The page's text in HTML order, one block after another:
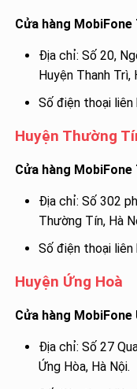
Cửa hàng MobiFone
Địa chỉ: Số 20,
Huyện Thanh Trì,
Số điện thoại
Huyện Thường
Cửa hàng
Địa chỉ: Số 302
Thường Tín, Hà
Số điện thoại
Huyện Ứng Hoà
Cửa hàng MobiFone
Địa chỉ: Số 27
Ứng Hòa, Hà Nội.